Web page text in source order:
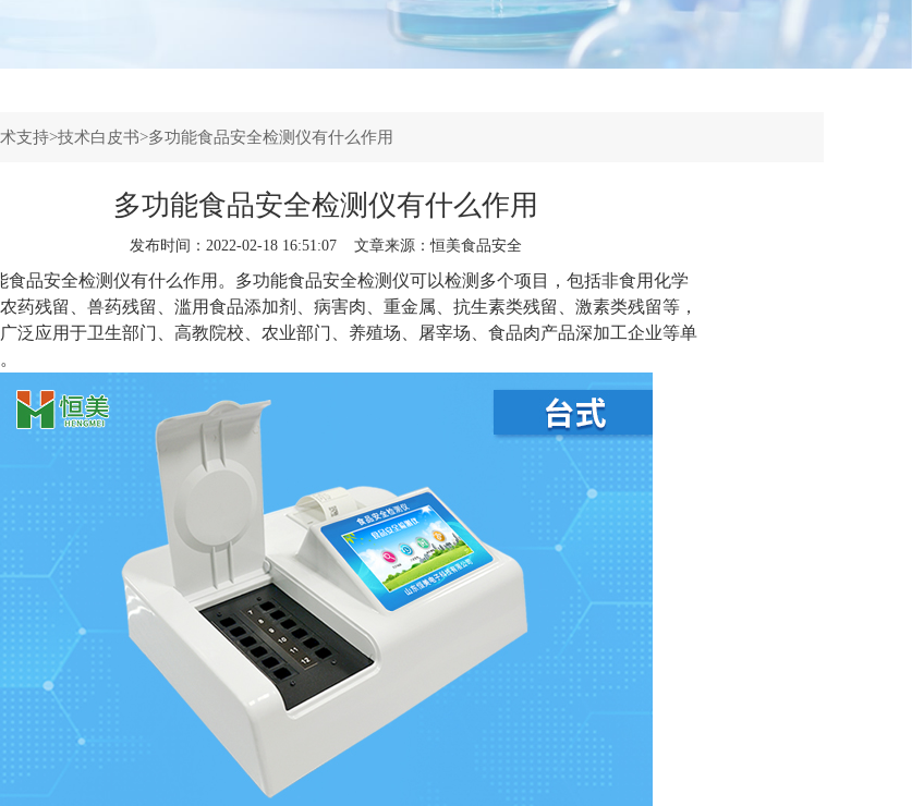
支持>技术白皮书>多功能食品安全检测仪有什么作用
多功能食品安全检测仪有什么作用
发布时间：2022-02-18 16:51:07 文章来源：恒美食品安全
食品安全检测仪有什么作用。多功能食品安全检测仪可以检测多个项目，包括非食用化学
药残留、兽药残留、滥用食品添加剂、病害肉、重金属、抗生素类残留、激素类残留等，
泛应用于卫生部门、高教院校、农业部门、养殖场、屠宰场、食品肉产品深加工企业等单